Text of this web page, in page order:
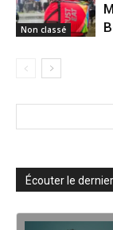
Non classé
Écouter le